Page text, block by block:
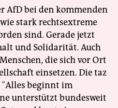
AfD bei den kommenden
stark rechtsextreme
sind. Gerade jetzt
und Solidarität. Auch
die sich vor Ort
einsetzen. Die taz
beginnt im
unterstützt bundesweit